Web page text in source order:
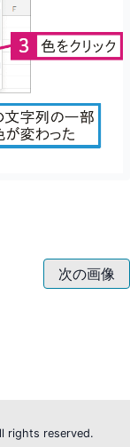
次の画像
rights reserved.